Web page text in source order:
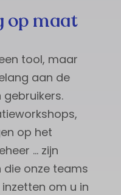
op maat
tool, maar
aan de
op het
… zijn
onze teams
om u in